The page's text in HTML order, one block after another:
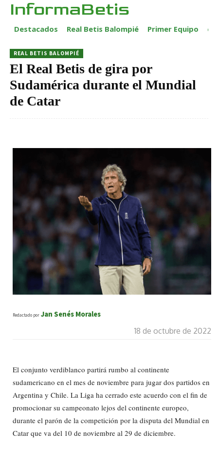
InformaBetis
Destacados Real Betis Balompié Primer Equipo
REAL BETIS BALOMPIÉ
El Real Betis de gira por
Sudamérica durante el Mundial
de Catar
Redactado por Jan Senés Morales
18 de octubre de 2022
El conjunto verdiblanco partirá rumbo al continente
sudamericano en el mes de noviembre para jugar dos partidos en
Argentina y Chile. La Liga ha cerrado este acuerdo con el fin de
promocionar su campeonato lejos del continente europeo,
durante el parón de la competición por la disputa del Mundial en
Catar que va del 10 de noviembre al 29 de diciembre.